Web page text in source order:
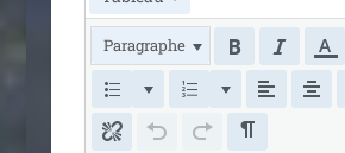
Paragraphe